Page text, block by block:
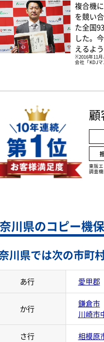
複合機
を競い
た全国
した。
えるよ
※2016年11
会社「KDJ
東阪
調査機
川県のコピー機
川県では次の市町
あ行 愛甲郡
か行
鎌倉市
川崎市
さ行 相模原